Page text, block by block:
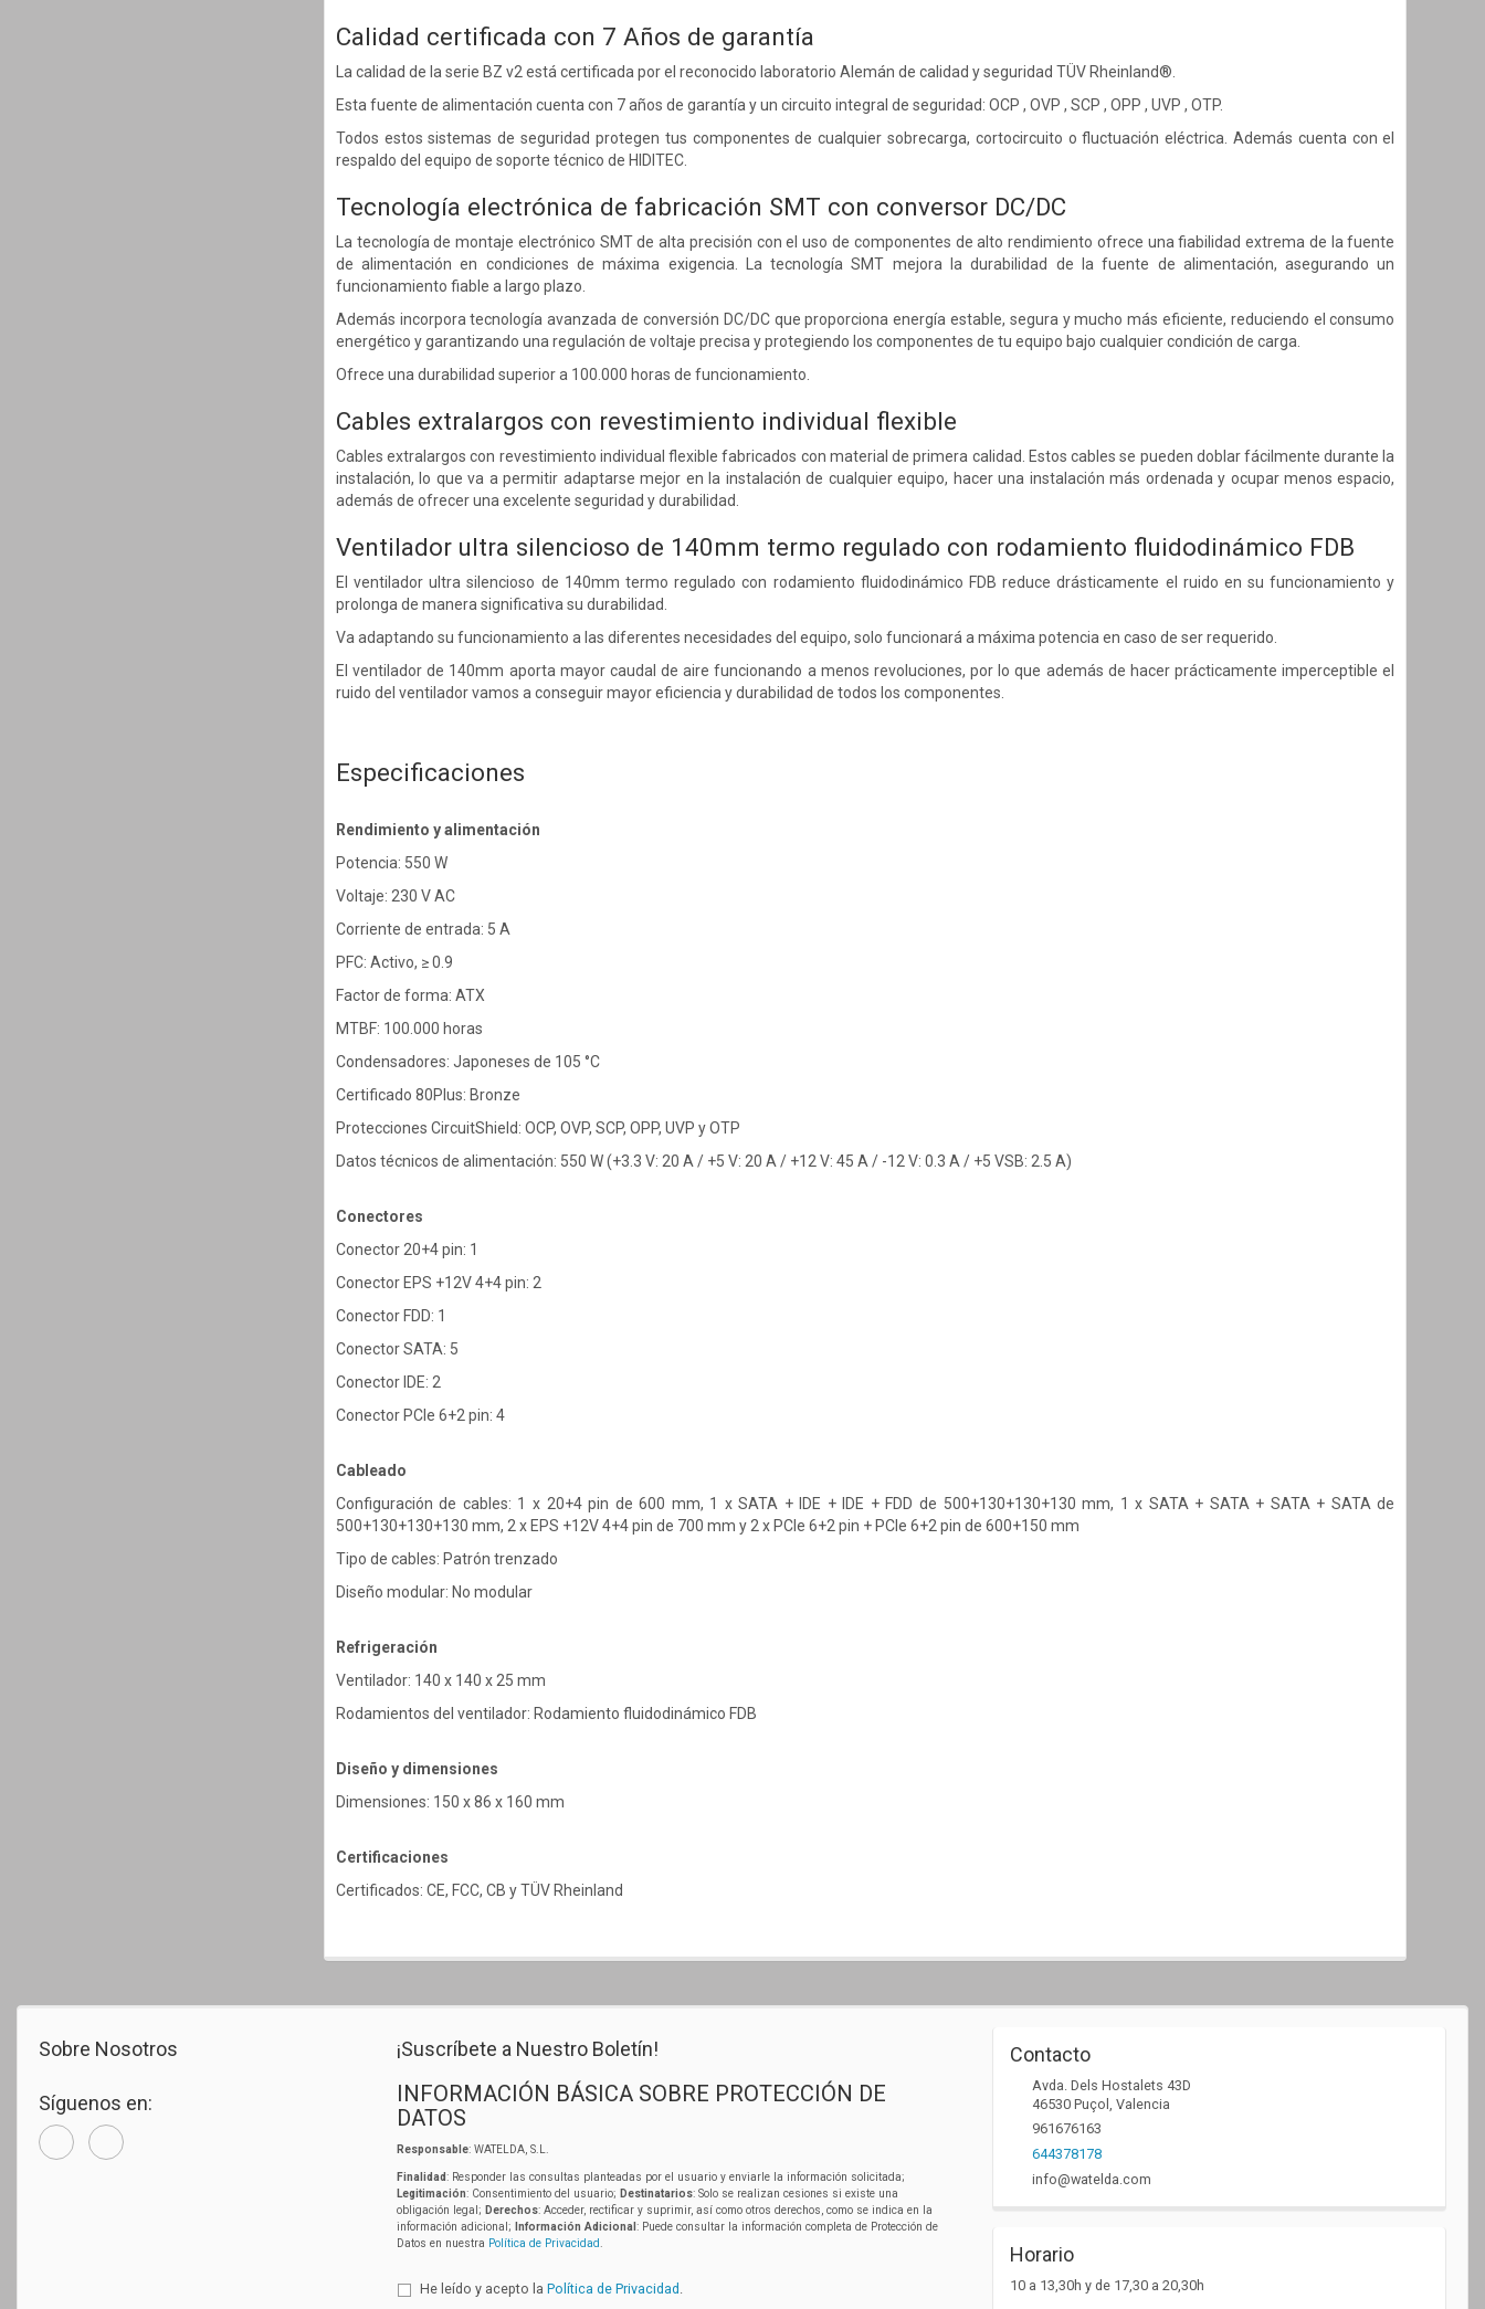
Calidad certificada con 7 Años de garantía
La calidad de la serie BZ v2 está certificada por el reconocido laboratorio Alemán de calidad y seguridad TÜV Rheinland®.
Esta fuente de alimentación cuenta con 7 años de garantía y un circuito integral de seguridad: OCP , OVP , SCP , OPP , UVP , OTP.
Todos estos sistemas de seguridad protegen tus componentes de cualquier sobrecarga, cortocircuito o fluctuación eléctrica. Además cuenta con el
respaldo del equipo de soporte técnico de HIDITEC.
Tecnología electrónica de fabricación SMT con conversor DC/DC
La tecnología de montaje electrónico SMT de alta precisión con el uso de componentes de alto rendimiento ofrece una fiabilidad extrema de la fuente
de alimentación en condiciones de máxima exigencia. La tecnología SMT mejora la durabilidad de la fuente de alimentación, asegurando un
funcionamiento fiable a largo plazo.
Además incorpora tecnología avanzada de conversión DC/DC que proporciona energía estable, segura y mucho más eficiente, reduciendo el consumo
energético y garantizando una regulación de voltaje precisa y protegiendo los componentes de tu equipo bajo cualquier condición de carga.
Ofrece una durabilidad superior a 100.000 horas de funcionamiento.
Cables extralargos con revestimiento individual flexible
Cables extralargos con revestimiento individual flexible fabricados con material de primera calidad. Estos cables se pueden doblar fácilmente durante la
instalación, lo que va a permitir adaptarse mejor en la instalación de cualquier equipo, hacer una instalación más ordenada y ocupar menos espacio,
además de ofrecer una excelente seguridad y durabilidad.
Ventilador ultra silencioso de 140mm termo regulado con rodamiento fluidodinámico FDB
El ventilador ultra silencioso de 140mm termo regulado con rodamiento fluidodinámico FDB reduce drásticamente el ruido en su funcionamiento y
prolonga de manera significativa su durabilidad.
Va adaptando su funcionamiento a las diferentes necesidades del equipo, solo funcionará a máxima potencia en caso de ser requerido.
El ventilador de 140mm aporta mayor caudal de aire funcionando a menos revoluciones, por lo que además de hacer prácticamente imperceptible el
ruido del ventilador vamos a conseguir mayor eficiencia y durabilidad de todos los componentes.
Especificaciones
Rendimiento y alimentación
Potencia: 550 W
Voltaje: 230 V AC
Corriente de entrada: 5 A
PFC: Activo, ≥ 0.9
Factor de forma: ATX
MTBF: 100.000 horas
Condensadores: Japoneses de 105 °C
Certificado 80Plus: Bronze
Protecciones CircuitShield: OCP, OVP, SCP, OPP, UVP y OTP
Datos técnicos de alimentación: 550 W (+3.3 V: 20 A / +5 V: 20 A / +12 V: 45 A / -12 V: 0.3 A / +5 VSB: 2.5 A)
Conectores
Conector 20+4 pin: 1
Conector EPS +12V 4+4 pin: 2
Conector FDD: 1
Conector SATA: 5
Conector IDE: 2
Conector PCIe 6+2 pin: 4
Cableado
Configuración de cables: 1 x 20+4 pin de 600 mm, 1 x SATA + IDE + IDE + FDD de 500+130+130+130 mm, 1 x SATA + SATA + SATA + SATA de
500+130+130+130 mm, 2 x EPS +12V 4+4 pin de 700 mm y 2 x PCIe 6+2 pin + PCIe 6+2 pin de 600+150 mm
Tipo de cables: Patrón trenzado
Diseño modular: No modular
Refrigeración
Ventilador: 140 x 140 x 25 mm
Rodamientos del ventilador: Rodamiento fluidodinámico FDB
Diseño y dimensiones
Dimensiones: 150 x 86 x 160 mm
Certificaciones
Certificados: CE, FCC, CB y TÜV Rheinland
Sobre Nosotros
Síguenos en:
¡Suscríbete a Nuestro Boletín!
INFORMACIÓN BÁSICA SOBRE PROTECCIÓN DE
DATOS
Responsable: WATELDA, S.L.
Finalidad: Responder las consultas planteadas por el usuario y enviarle la información solicitada;
Legitimación: Consentimiento del usuario; Destinatarios: Solo se realizan cesiones si existe una
obligación legal; Derechos: Acceder, rectificar y suprimir, así como otros derechos, como se indica en la
información adicional;
Información Adicional : Puede consultar la información completa de Protección de
Datos en nuestra Política de Privacidad.
He leído y acepto la Política de Privacidad .
Contacto
Avda. Dels Hostalets 43D
46530 Puçol , Valencia
961676163
644378178
info@watelda.com
Horario
10 a 13,30h y de 17,30 a 20,30h